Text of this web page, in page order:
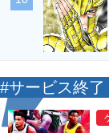
#サービス終了